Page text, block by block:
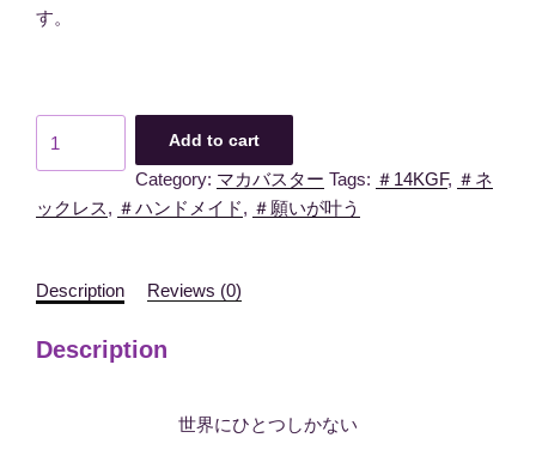
す。
水
9800
Add to cart
Category: マカバスター Tags: ＃14KGF, ＃ネ
ックレス, ＃ハンドメイド, ＃願いが叶う
Description Reviews (0)
Description
世界にひとつしかない